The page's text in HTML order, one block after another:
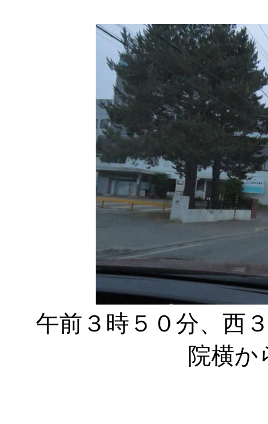
午前３時５０分、西
院横か